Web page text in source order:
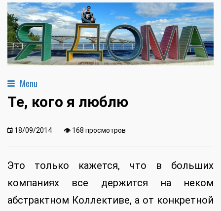
Menu
Те, кого я люблю
18/09/2014 👁 168 просмотров
Это только кажется, что в больших
компаниях все держится на неком
абстрактном Коллективе, а от конкретной